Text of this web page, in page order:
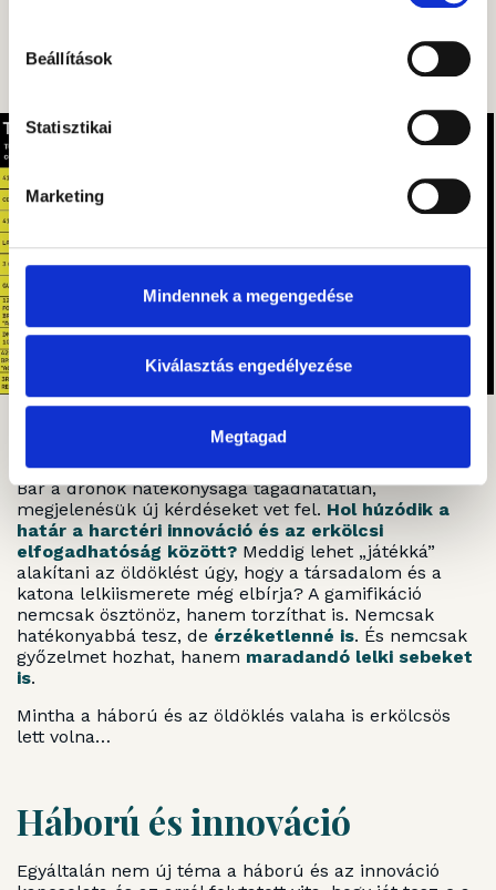
Beállítások
Statisztikai
Marketing
Mindennek a megengedése
Kiválasztás engedélyezése
Megtagad
élőerő-veszteségek megugrásához vezetett. Ez a
irányítja
a harctéri prioritásokat.
2025 júniusi ranglista Forrás: Brave 1
Bár a drónok hatékonysága tagadhatatlan,
megjelenésük új kérdéseket vet fel. Hol húzódik a
határ a harctéri innováció és az erkölcsi
elfogadhatóság között? Meddig lehet „játékká”
alakítani az öldöklést úgy, hogy a társadalom és a
katona lelkiismerete még elbírja? A gamifikáció
nemcsak ösztönöz, hanem torzíthat is. Nemcsak
hatékonyabbá tesz, de érzéketlenné is. És nemcsak
győzelmet hozhat, hanem maradandó lelki sebeket
is.
Mintha a háború és az öldöklés valaha is erkölcsös
lett volna…
Háború és innováció
Egyáltalán nem új téma a háború és az innováció